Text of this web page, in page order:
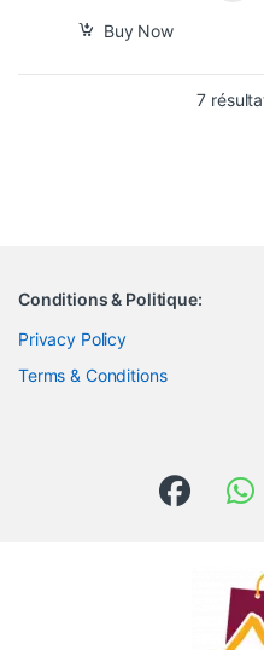
Buy Now
7
Conditions & Politique:
Privacy Policy
Terms & Conditions